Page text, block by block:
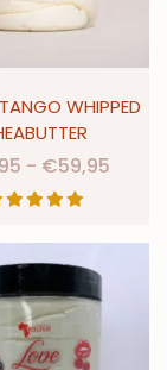
WHIPPED
- €59,95